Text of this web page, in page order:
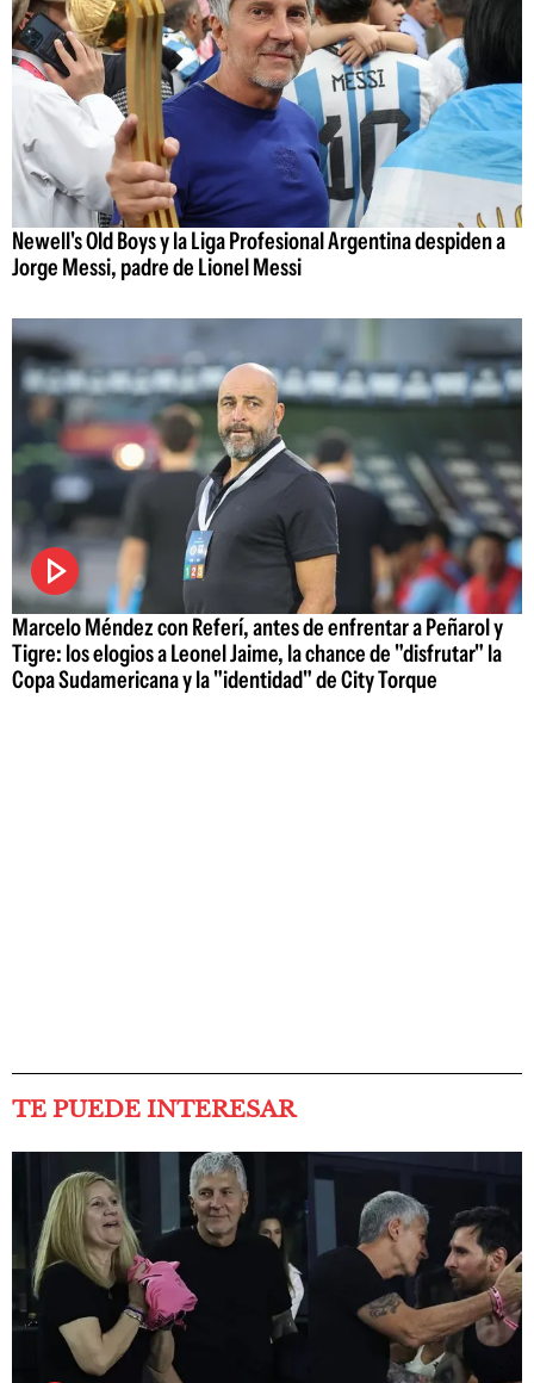
Newell's Old Boys y la Liga Profesional Argentina despiden a
Jorge Messi, padre de Lionel Messi
Marcelo Méndez con Referí, antes de enfrentar a Peñarol y
Tigre: los elogios a Leonel Jaime, la chance de "disfrutar" la
Copa Sudamericana y la "identidad" de City Torque
TE PUEDE INTERESAR